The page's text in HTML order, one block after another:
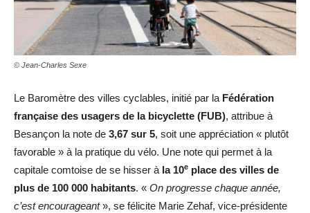
© Jean-Charles Sexe
Le Baromètre des villes cyclables, initié par la Fédération
française des usagers de la bicyclette (FUB), attribue à
Besançon la note de 3,67 sur 5, soit une appréciation « plutôt
favorable » à la pratique du vélo. Une note qui permet à la
capitale comtoise de se hisser à la 10e place des villes de
plus de 100 000 habitants. « On progresse chaque année,
c’est encourageant», se félicite Marie Zehaf, vice-présidente